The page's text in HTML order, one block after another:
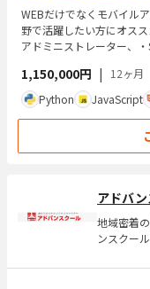
WEBだけでなくモバイル
野で活躍したい方にオス
アドミニストレーター、
1,150,000円 |
12ヶ月
Python
JavaScript
アドバ
地域密着
ンスクール